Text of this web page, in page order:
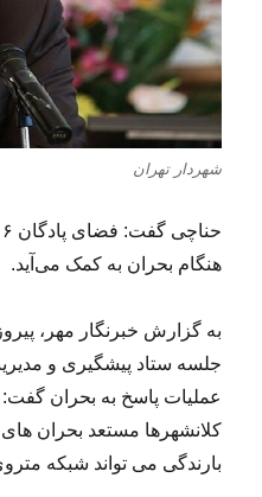
شهردار تهران
هنگام بحران به کمک می‌آید.
به گزارش خبرنگار مهر،
جلسه ستاد پیشگیری و
عملیات پاسخ به بحران گفت:
کلانشهرها مستعد بحران
بارندگی می تواند شبکه